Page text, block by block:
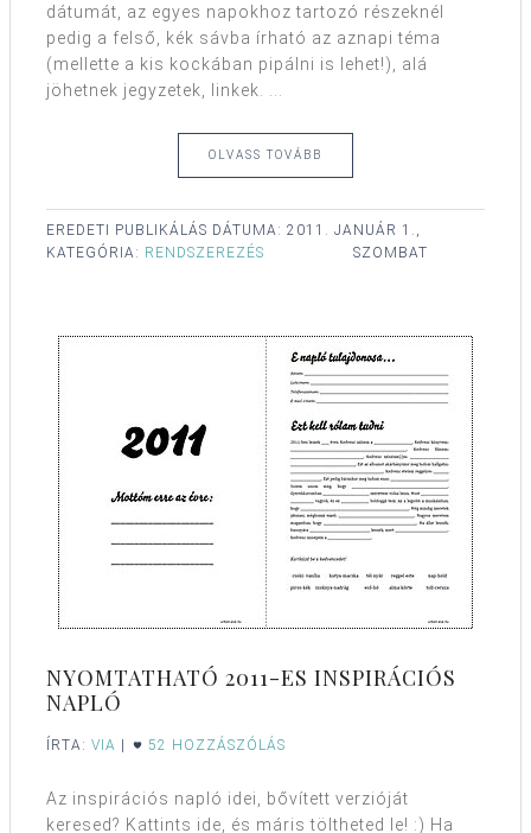
dátumát, az egyes napokhoz tartozó részeknél
pedig a felső, kék sávba írható az aznapi téma
(mellette a kis kockában pipálni is lehet!), alá
jöhetnek jegyzetek, linkek. ...
OLVASS TOVÁBB
EREDETI PUBLIKÁLÁS DÁTUMA: 2011. JANUÁR 1.,
SZOMBAT
KATEGÓRIA: RENDSZEREZÉS
NYOMTATHATÓ 2011-ES INSPIRÁCIÓS
NAPLÓ
ÍRTA: VIA 52 HOZZÁSZÓLÁS
Az inspirációs napló idei, bővített verzióját
keresed? Kattints ide, és máris töltheted le! :) Ha